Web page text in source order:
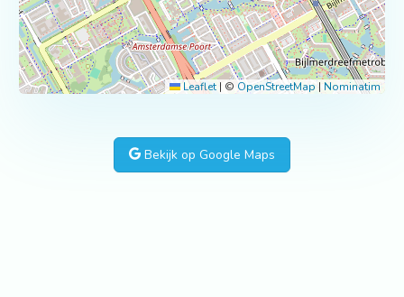
Leaflet | © OpenStreetMap | Nominatim
Bekijk op Google Maps